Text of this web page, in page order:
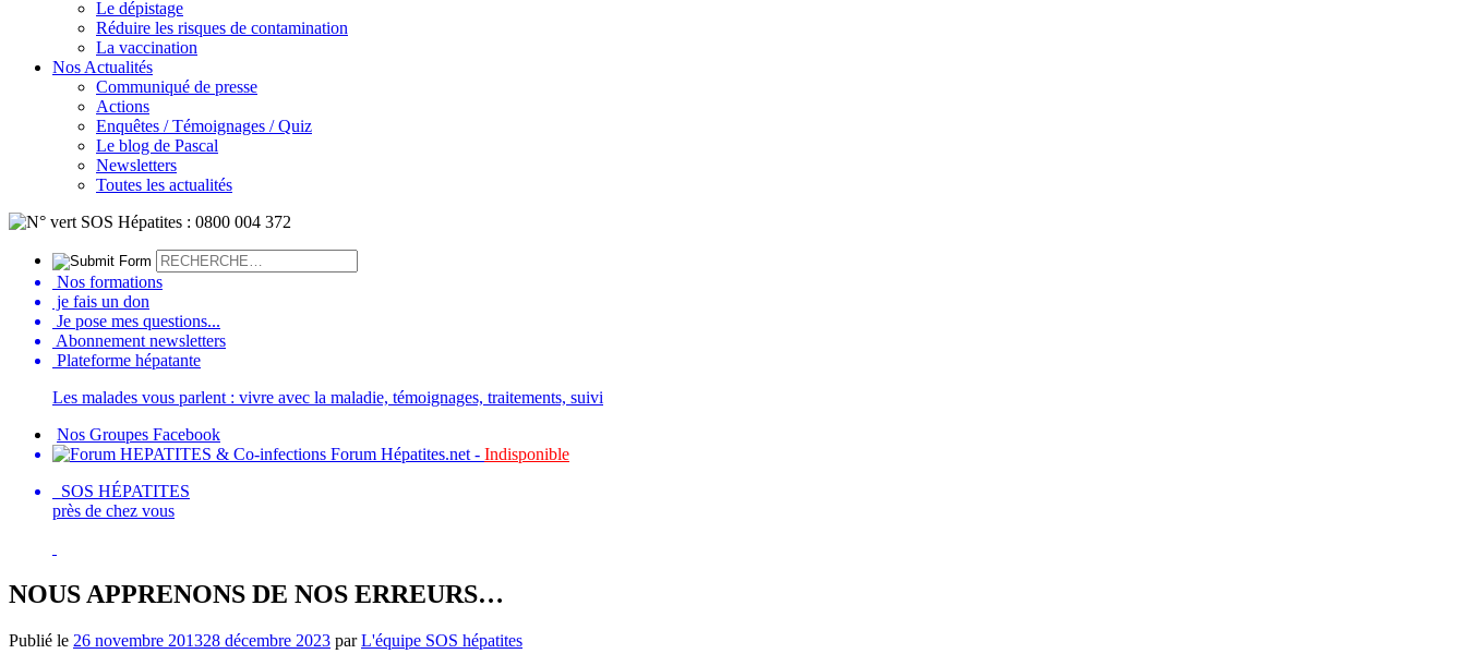
Le dépistage
Réduire les risques de contamination
La vaccination
Nos Actualités
Communiqué de presse
Actions
Enquêtes / Témoignages / Quiz
Le blog de Pascal
Newsletters
Toutes les actualités
Nos formations
je fais un don
Je pose mes questions...
Abonnement newsletters
Plateforme hépatante
Les malades vous parlent : vivre avec la maladie, témoignages, traitements, suivi
Nos Groupes Facebook
Forum Hépatites.net - Indisponible
SOS HÉPATITES
près de chez vous
NOUS APPRENONS DE NOS ERREURS…
Publié le 26 novembre 201328 décembre 2023 parL'équipe SOS hépatites